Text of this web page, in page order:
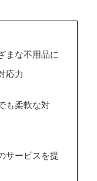
まな不用品に
応力
も柔軟な対
サービスを提